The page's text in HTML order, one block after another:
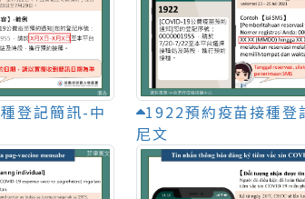
登記簡訊-中
1922預約疫苗接種登
尼文